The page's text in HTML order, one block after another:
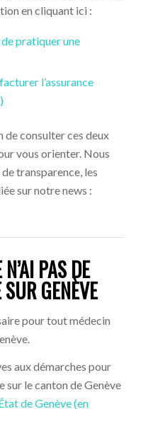
en cliquant ici :
pratiquer une
l’assurance
de consulter ces deux
vous orienter. Nous
transparence, les
sur notre news :
PAS DE
GENÈVE
pour tout médecin
aux démarches pour
sur le canton de Genève
de Genève (en